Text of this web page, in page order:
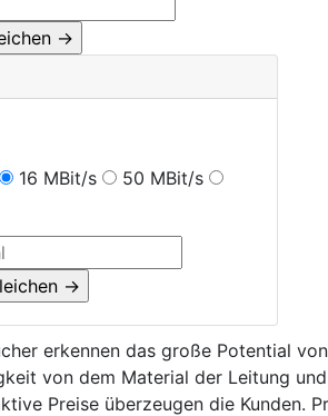
16 MBit/s
50 MBit/s
erkennen das große Potential
von dem Material der Leitung
Preise überzeugen die Kunden.